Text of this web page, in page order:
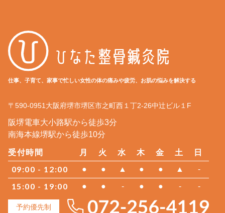
仕事、子育て、家事で忙しい女性の体の痛みや疲労、お肌の悩みを解決する
〒590-0951 大阪府堺市堺区市之町西１丁2-26中辻ビル１F
阪堺電車大小路駅から徒歩3分
南海本線堺駅から徒歩10分
受付時間 月 火 水 木 金 土 日
09:00 - 12:00 ● ● ▲ ● ● ▲ -
15:00 - 19:00 ● ● - ● ● - -
予約優先制